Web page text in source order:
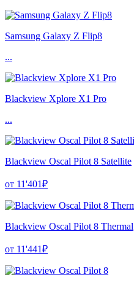
Samsung Galaxy Z Flip8
...
Blackview Xplore X1 Pro
...
Blackview Oscal Pilot 8 Satellite
от 11'401₽
Blackview Oscal Pilot 8 Thermal
от 11'441₽